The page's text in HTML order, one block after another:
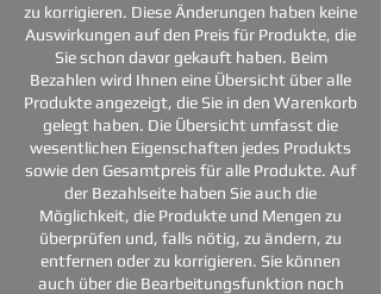
zu korrigieren. Diese Änderungen haben keine
Auswirkungen auf den Preis für Produkte, die
Sie schon davor gekauft haben. Beim
Bezahlen wird Ihnen eine Übersicht über alle
Produkte angezeigt, die Sie in den Warenkorb
gelegt haben. Die Übersicht umfasst die
wesentlichen Eigenschaften jedes Produkts
sowie den Gesamtpreis für alle Produkte. Auf
der Bezahlseite haben Sie auch die
Möglichkeit, die Produkte und Mengen zu
überprüfen und, falls nötig, zu ändern, zu
entfernen oder zu korrigieren. Sie können
auch über die Bearbeitungsfunktion noch